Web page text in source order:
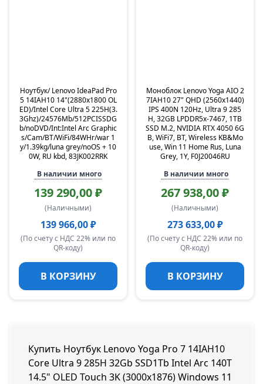
Ноутбук/ Lenovo IdeaPad Pro
5 14IAH10 14"(2880x1800 OL
ED)/Intel Core Ultra 5 225H(3.
3Ghz)/24576Mb/512PCISSDG
b/noDVD/Int:Intel Arc Graphic
s/Cam/BT/WiFi/84WHr/war 1
y/1.39kg/luna grey/noOS + 10
0W, RU kbd, 83JK002RRK
В наличии много
139 290,00 ₽
(Наличными)
139 966,00 ₽
(По счету с НДС 22% или по
QR-коду)
В КОРЗИНУ
Моноблок Lenovo Yoga AIO 2
7IAH10 27" QHD (2560x1440)
IPS 400N 120Hz, Ultra 9 285
H, 32GB LPDDR5x-7467, 1TB
SSD M.2, NVIDIA RTX 4050 6G
B, WiFi7, BT, Wireless KB&Mo
use, Win 11 Home Rus, Luna
Grey, 1Y, F0J20046RU
В наличии много
267 938,00 ₽
(Наличными)
273 633,00 ₽
(По счету с НДС 22% или по
QR-коду)
В КОРЗИНУ
Купить Ноутбук Lenovo Yoga Pro 7 14IAH10
Core Ultra 9 285H 32Gb SSD1Tb Intel Arc 140T
14.5" OLED Touch 3K (3000x1876) Windows 11